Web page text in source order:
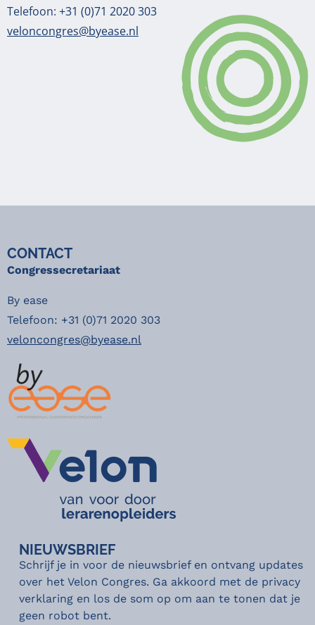
Telefoon: +31 (0)71 2020 303
veloncongres@byease.nl
CONTACT
Congressecretariaat
By ease
Telefoon: +31 (0)71 2020 303
veloncongres@byease.nl
NIEUWSBRIEF
Schrijf je in voor de nieuwsbrief en ontvang updates
over het Velon Congres. Ga akkoord met de privacy
verklaring en los de som op om aan te tonen dat je
geen robot bent.